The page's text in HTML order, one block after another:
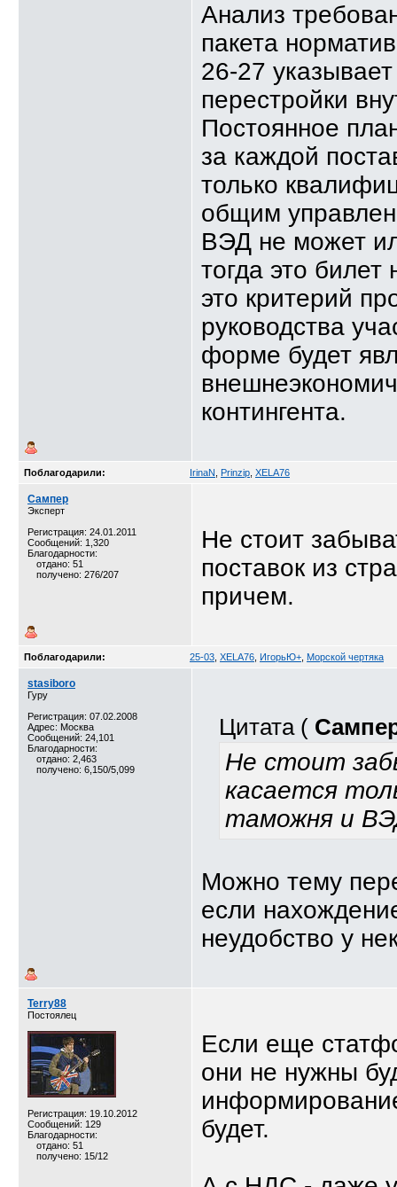
Анализ
пакета
26-27
перестройки
Постоянное
за каждой
только
общим
ВЭД не может
тогда это
это критерий
руководства
форме будет
контингента.
Поблагодарили: IrinaN Prinzip XELA76
Сампер
Эксперт
Регистрация: 24.01.2011
Сообщений: 1,320
Благодарности:
отдано: 51
получено: 276/207
Не стоит
поставок из
причем.
Поблагодарили: 25-03 XELA76 ИгорьЮ+ Морской чертяка
stasiboro
Гуру
Регистрация: 07.02.2008
Адрес: Москва
Сообщений: 24,101
Благодарности:
отдано: 2,463
получено: 6,150/5,099
Цитата (
Не стоит
касается
таможня и
Можно тему
если
неудобство у
Terry88
Постоялец
Регистрация: 19.10.2012
Сообщений: 129
Благодарности:
отдано: 51
получено: 15/12
Если еще
они не нужны
будет.